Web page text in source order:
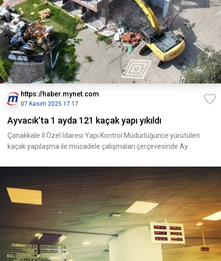
https://haber.mynet.com
07 Kasım 2025 17:17
Ayvacık’ta 1 ayda 121 kaçak yapı yıkıldı
Çanakkale İl Özel İdaresi Yapı Kontrol Müdürlüğünce yürütülen
kaçak yapılaşma ile mücadele çalışmaları çerçevesinde Ay